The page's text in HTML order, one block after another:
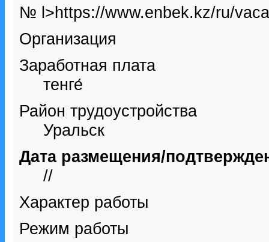
№ l>https://www.enbek.kz/ru/
Организация
Заработная плата
тенге́
Район трудоустройства
Уральск
Дата размещения/
//
Характер работы
Режим работы